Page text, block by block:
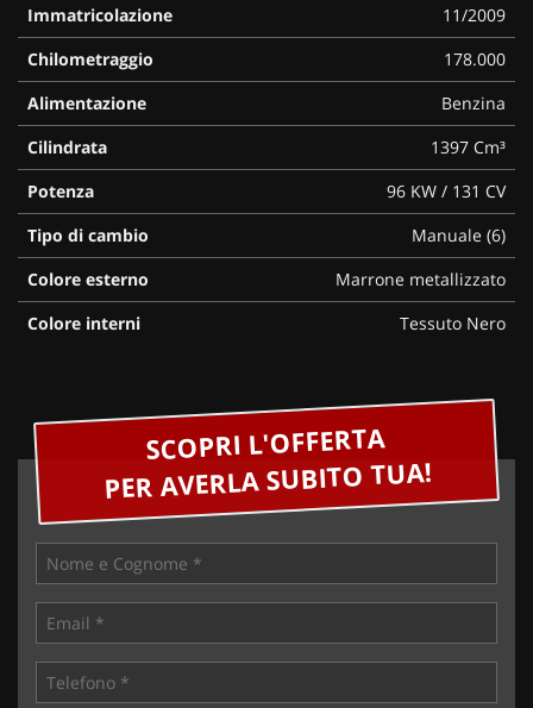
Immatricolazione
11/2009
Chilometraggio
178.000
Alimentazione
Benzina
Cilindrata
1397 Cm³
Potenza
96 KW / 131 CV
Tipo di cambio
Manuale (6)
Colore esterno
Marrone metallizzato
Colore interni
Tessuto Nero
SCOPRI L'OFFERTA
PER AVERLA SUBITO TUA!